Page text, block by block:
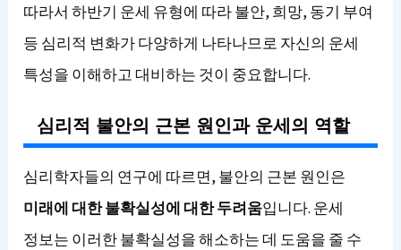
따라서 하반기 운세 유형에 따라 불안, 희망, 동기 부여
등 심리적 변화가 다양하게 나타나므로 자신의 운세
특성을 이해하고 대비하는 것이 중요합니다.
심리적 불안의 근본 원인과 운세의 역할
심리학자들의 연구에 따르면, 불안의 근본 원인은
미래에 대한 불확실성에 대한 두려움입니다. 운세
정보는 이러한 불확실성을 해소하는 데 도움을 줄 수